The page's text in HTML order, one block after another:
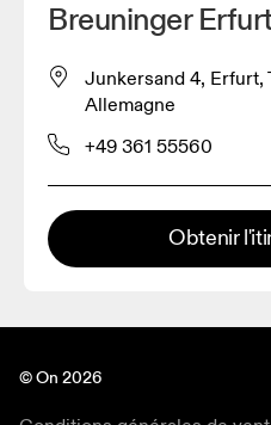
Breuninger
Junkersand 4, Erfurt,
Allemagne
+49 361 55560
Obtenir
© On 2026